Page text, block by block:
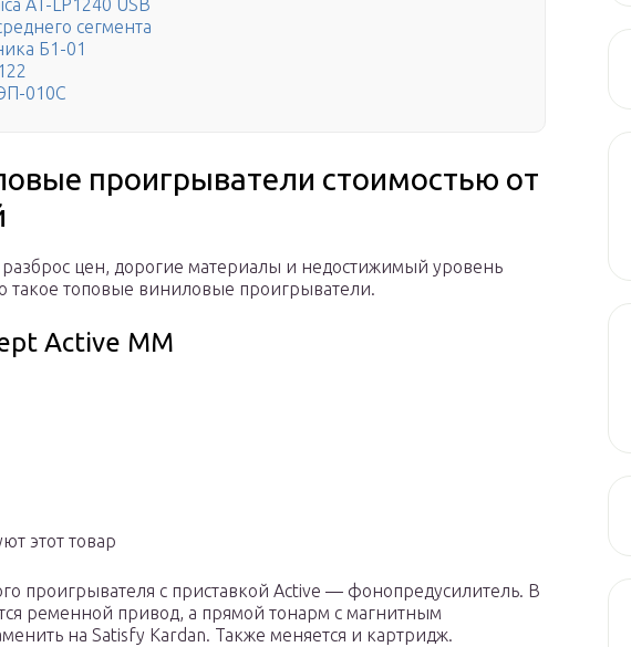
AT-LP1240 USB
сегмента
Б1-01
010С
проигрыватели стоимостью от
цен, дорогие материалы и недостижимый уровень
такое топовые виниловые проигрыватели.
Active MM
этот товар
проигрывателя с приставкой Active — фонопредусилитель. В
ременной привод, а прямой тонарм с магнитным
на Satisfy Kardan. Также меняется и картридж.